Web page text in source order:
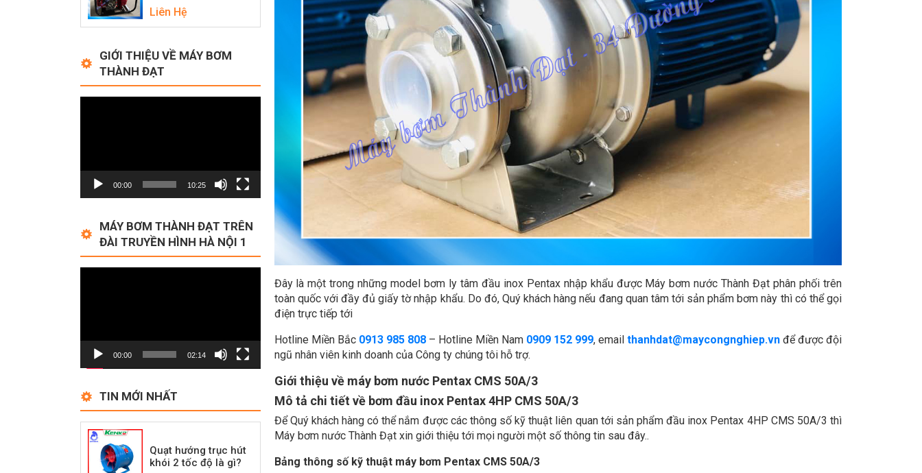
Liên Hệ
GIỚI THIỆU VỀ MÁY BƠM
THÀNH ĐẠT
00:00 10:25
MÁY BƠM THÀNH ĐẠT TRÊN
ĐÀI TRUYỀN HÌNH HÀ NỘI 1
00:00 02:14
TIN MỚI NHẤT
Quạt hướng trục hút
khói 2 tốc độ là gì?
Đây là một trong những model bơm ly tâm đầu inox Pentax nhập khẩu được Máy bơm nước Thành Đạt phân phối trên
toàn quốc với đầy đủ giấy tờ nhập khẩu. Do đó, Quý khách hàng nếu đang quan tâm tới sản phẩm bơm này thì có thể gọi
điện trực tiếp tới
Hotline Miền Bắc 0913 985 808– Hotline Miền Nam 0909 152 999, email thanhdat@maycongnghiep.vnđể được đội
ngũ nhân viên kinh doanh của Công ty chúng tôi hỗ trợ.
Giới thiệu về máy bơm nước Pentax CMS 50A/3
Mô tả chi tiết về bơm đầu inox Pentax 4HP CMS 50A/3
Để Quý khách hàng có thể nắm được các thông số kỹ thuật liên quan tới sản phẩm đầu inox Pentax 4HP CMS 50A/3 thì
Máy bơm nước Thành Đạt xin giới thiệu tới mọi người một số thông tin sau đây..
Bảng thông số kỹ thuật máy bơm Pentax CMS 50A/3